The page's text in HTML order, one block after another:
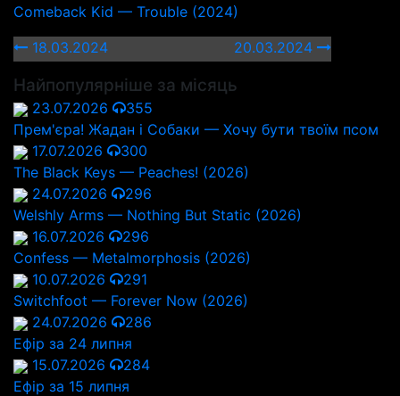
Comeback Kid — Trouble (2024)
18.03.2024
20.03.2024
Найпопулярніше за місяць
23.07.2026
355
Прем'єра! Жадан і Собаки — Хочу бути твоїм псом
17.07.2026
300
The Black Keys — Peaches! (2026)
24.07.2026
296
Welshly Arms — Nothing But Static (2026)
16.07.2026
296
Confess — Metalmorphosis (2026)
10.07.2026
291
Switchfoot — Forever Now (2026)
24.07.2026
286
Ефір за 24 липня
15.07.2026
284
Ефір за 15 липня